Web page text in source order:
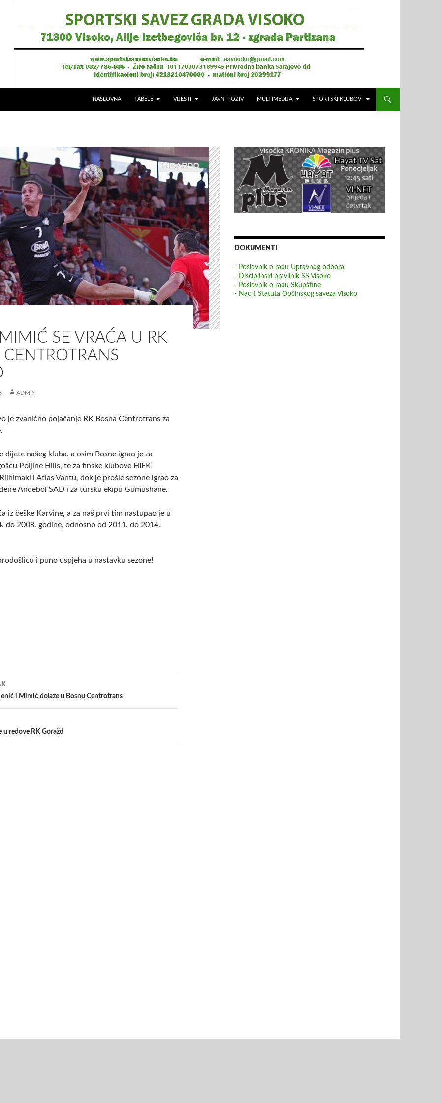
NASLOVNA TABELE VIJESTI JAVNI POZIV MULTIMEDIJA SPORTSKI KLUBOVI
SE VRAĆA U RK
ADMIN
je zvanično pojačanje RK Bosna Centrotrans za
dijete našeg kluba, a osim Bosne igrao je za
Poljine Hills, te za finske klubove HIFK
i Atlas Vantu, dok je prošle sezone igrao za
Andebol SAD i za tursku ekipu Gumushane.
iz češke Karvine, a za naš prvi tim nastupao je u
do 2008. godine, odnosno od 2011. do 2014.
i puno uspjeha u nastavku sezone!
i Mimić dolaze u Bosnu Centrotrans
u redove RK Goražd
DOKUMENTI
- Poslovnik o radu Upravnog odbora
- Disciplinski pravilnik SS Visoko
- Poslovnik o radu Skupštine
- Nacrt Statuta Općinskog saveza Visoko